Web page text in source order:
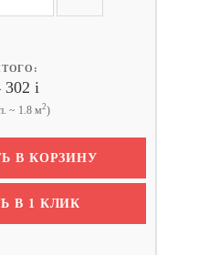
302 i
~ 1.8 м2)
В КОРЗИНУ
В 1 КЛИК